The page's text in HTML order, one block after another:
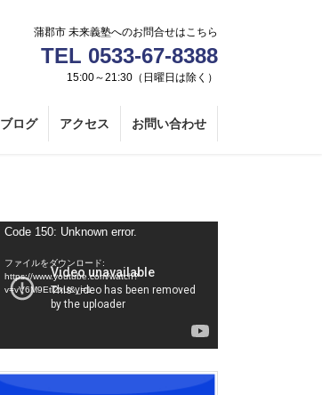
蒲郡市 未来義塾へのお問合せはこちら
TEL 0533-67-8388
15:00～21:30（日曜日は除く）
ブログ アクセス お問い合わせ
Code 150: Unknown error.
ファイルをダウンロード:
https://www.youtube.com/watch?
v=vV6M9Etl2xU&_=1